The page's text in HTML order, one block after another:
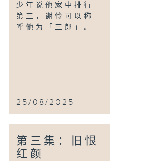
少年说他家中排行
第三，谢怜可以称
呼他为「三郎」。
25/08/2025
第三集：旧恨
红颜